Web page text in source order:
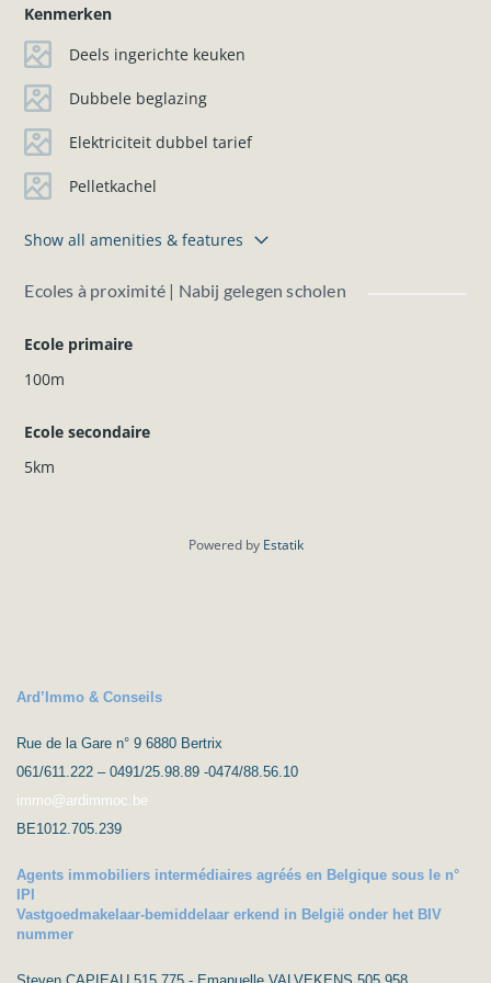
Kenmerken
Deels ingerichte keuken
Dubbele beglazing
Elektriciteit dubbel tarief
Pelletkachel
Show all amenities & features
Ecoles à proximité | Nabij gelegen scholen
Ecole primaire
100m
Ecole secondaire
5km
Powered by Estatik
Ard’Immo & Conseils
Rue de la Gare n° 9 6880 Bertrix
061/611.222 – 0491/25.98.89 -0474/88.56.10
immo@ardimmoc.be
BE1012.705.239
Agents immobiliers intermédiaires agréés en Belgique sous le n°
IPI
Vastgoedmakelaar-bemiddelaar erkend in België onder het BIV
nummer